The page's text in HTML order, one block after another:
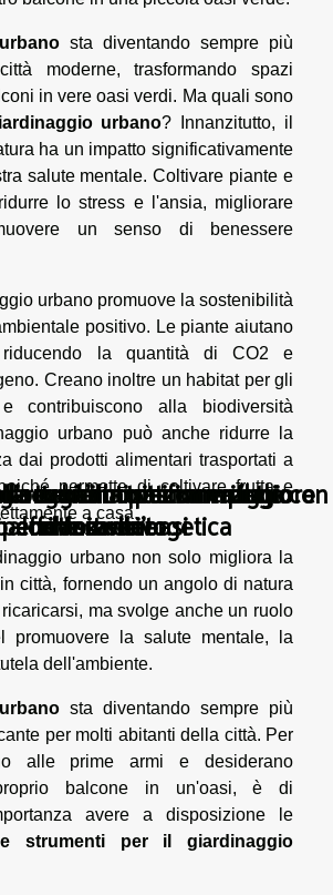
sta diventando sempre più
moderne, trasformando spazi
in vere oasi verdi. Ma quali sono
urbano? Innanzitutto, il
ha un impatto significativamente
salute mentale. Coltivare piante e
lo stress e l'ansia, migliorare
un senso di benessere
urbano promuove la sostenibilità
positivo. Le piante aiutano
la quantità di CO2 e
Creano inoltre un habitat per gli
contribuiscono alla biodiversità
urbano può anche ridurre la
dai prodotti alimentari trasportati a
permette di coltivare frutta e
a casa.
urbano non solo migliora la
città, fornendo un angolo di natura
ma svolge anche un ruolo
promuovere la salute mentale, la
dell'ambiente.
sta diventando sempre più
per molti abitanti della città. Per
alle prime armi e desiderano
balcone in un'oasi, è di
avere a disposizione le
strumenti per il giardinaggio
tua cantina in un rifugio
rilassante
della pittura murale con
effetto velluto
un'innovazione per
energetica
soggiorno per un maggiore
comfort visivo
urbano: trasforma il tuo
in un'oasi